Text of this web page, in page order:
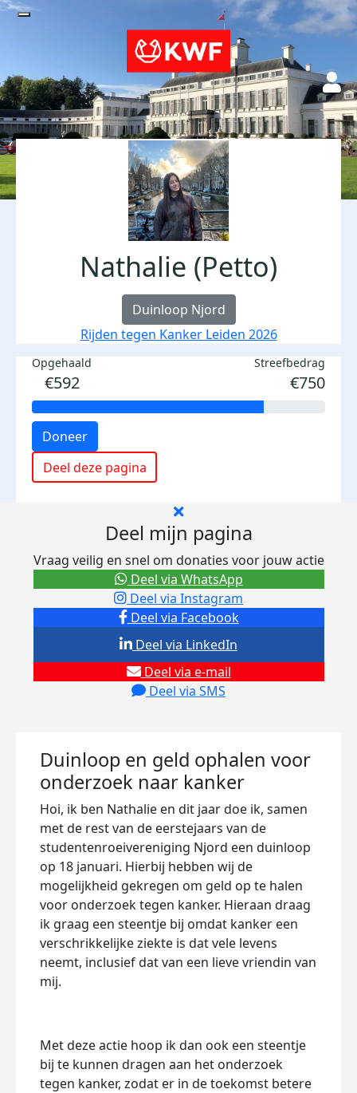
Nathalie (Petto)
Duinloop Njord
Rijden tegen Kanker Leiden 2026
Opgehaald
€592
Streefbedrag
€750
Doneer
Deel deze pagina
Deel mijn pagina
Vraag veilig en snel om donaties voor jouw actie
Deel via Facebook
Deel via Instagram
Deel via e-mail
Deel via SMS
Deel via LinkedIn
Deel via WhatsApp
Duinloop en geld ophalen voor
onderzoek naar kanker
Hoi, ik ben Nathalie en dit jaar doe ik, samen
met de rest van de eerstejaars van de
studentenroeivereniging Njord een duinloop
op 18 januari. Hierbij hebben wij de
mogelijkheid gekregen om geld op te halen
voor onderzoek tegen kanker. Hieraan draag
ik graag een steentje bij omdat kanker een
verschrikkelijke ziekte is dat vele levens
neemt, inclusief dat van een lieve vriendin van
mij.
Met deze actie hoop ik dan ook een steentje
bij te kunnen dragen aan het onderzoek
tegen kanker, zodat er in de toekomst betere